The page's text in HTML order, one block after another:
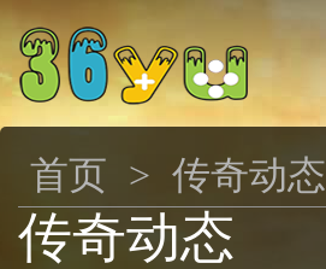
首页 > 传奇动态
传奇动态